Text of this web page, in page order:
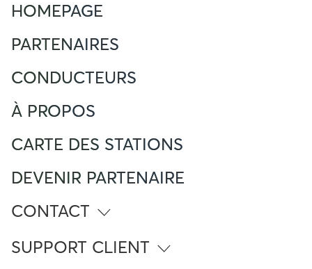
HOMEPAGE
PARTENAIRES
CONDUCTEURS
À PROPOS
CARTE DES STATIONS
DEVENIR PARTENAIRE
CONTACT
SUPPORT CLIENT